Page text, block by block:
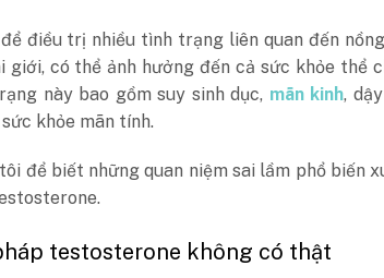
điều trị nhiều tình trạng liên quan đến
có thể ảnh hưởng đến cả sức khỏe thể
này bao gồm suy sinh dục, mãn kinh,
khỏe mãn tính.
để biết những quan niệm sai lầm phổ biến
testosterone không có thật